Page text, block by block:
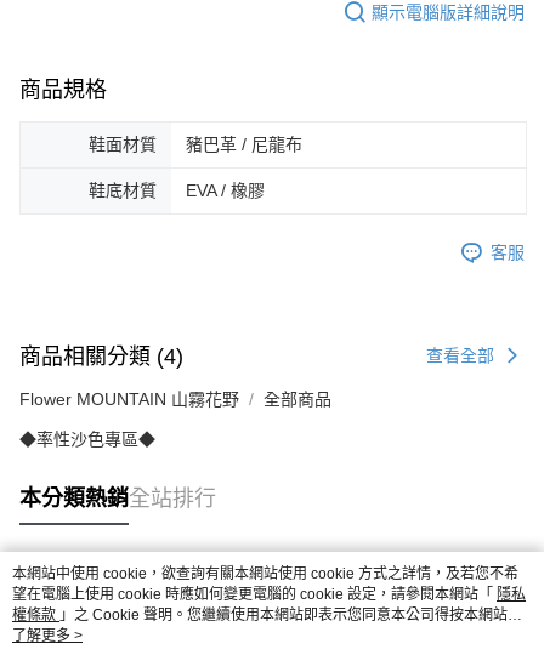
顯示電腦版詳細說明
商品規格
鞋面材質 豬巴革 / 尼龍布
鞋底材質 EVA / 橡膠
客服
商品相關分類 (4) 查看全部
Flower MOUNTAIN 山霧花野 全部商品
◆率性沙色專區◆
本分類熱銷全站排行
熱門標籤
本網站中使用 cookie，欲查詢有關本網站使用 cookie 方式之詳情，及若您不希
望在電腦上使用 cookie 時應如何變更電腦的 cookie 設定，請參閱本網站「 隱私
權條款 」之 Cookie 聲明。您繼續使用本網站即表示您同意本公司得按本網站使
用條款之 Cookie 聲明使用 cookie。
了解更多 >